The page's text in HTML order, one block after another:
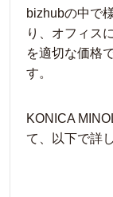
bizhubの中で
り、オフィス
を適切な価格
す。
KONICA
て、以下で詳